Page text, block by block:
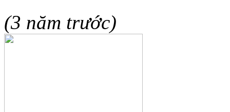
(3 năm trước)